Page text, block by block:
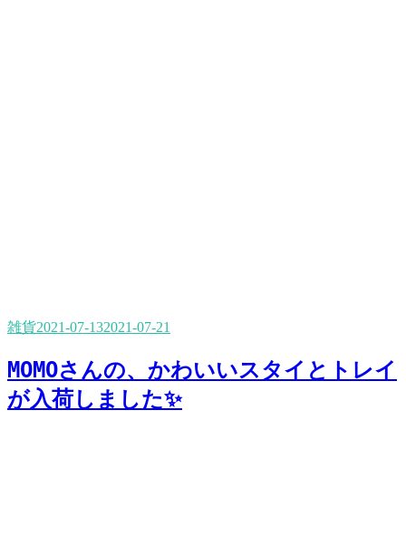
雑貨2021-07-132021-07-21
MOMOさんの、かわいいスタイとトレイ
が入荷しました✨